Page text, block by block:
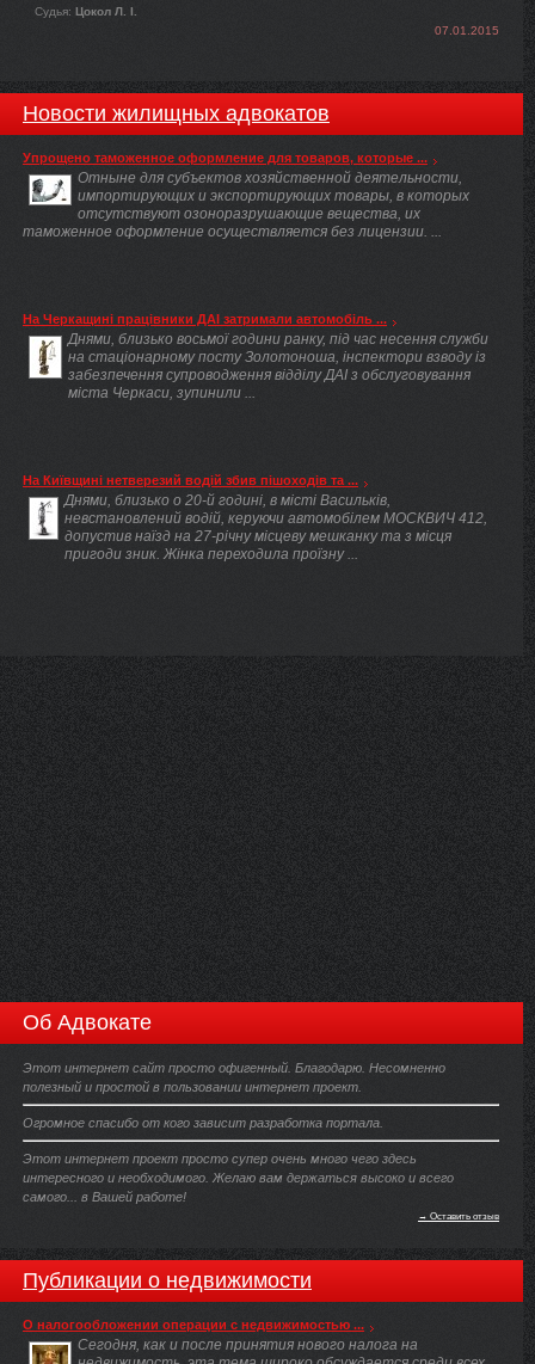
Судья: Цокол Л. І.
07.01.2015
Новости жилищных адвокатов
Упрощено таможенное оформление для товаров, которые ...
Отныне для субъектов хозяйственной деятельности,
импортирующих и экспортирующих товары, в которых
отсутствуют озоноразрушающие вещества, их
таможенное оформление осуществляется без лицензии. ...
На Черкащині працівники ДАІ затримали автомобіль ...
Днями, близько восьмої години ранку, під час несення служби
на стаціонарному посту Золотоноша, інспектори взводу із
забезпечення супроводження відділу ДАІ з обслуговування
міста Черкаси, зупинили ...
На Київщині нетверезий водій збив пішоходів та ...
Днями, близько о 20-й годині, в місті Васильків,
невстановлений водій, керуючи автомобілем МОСКВИЧ 412,
допустив наїзд на 27-річну місцеву мешканку та з місця
пригоди зник. Жінка переходила проїзну ...
Об Адвокате
Этот интернет сайт просто офигенный. Благодарю. Несомненно
полезный и простой в пользовании интернет проект.
Огромное спасибо от кого зависит разработка портала.
Этот интернет проект просто супер очень много чего здесь
интересного и необходимого. Желаю вам держаться высоко и всего
самого... в Вашей работе!
→ Оставить отзыв
Публикации о недвижимости
О налогообложении операции с недвижимостью ...
Сегодня, как и после принятия нового налога на